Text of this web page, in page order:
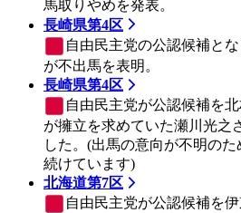
馬取りやめを発表。
長崎県第4区
自由民主党の公認候補と
が不出馬を表明。
長崎県第4区
自由民主党が公認候補を
が擁立を求めていた瀬川光之
した。(出馬の意向が不明の
続けています)
北海道第7区
自由民主党が公認候補を